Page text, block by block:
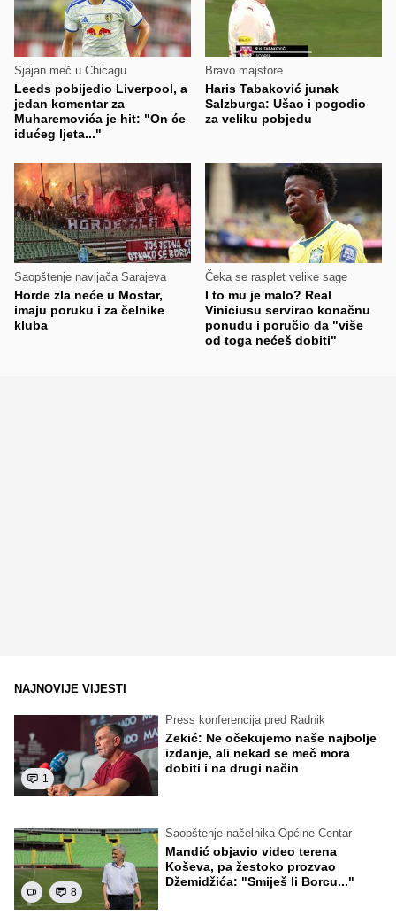
Sjajan meč u Chicagu
Leeds pobijedio Liverpool, a
jedan komentar za
Muharemovića je hit: "On će
idućeg ljeta..."
Bravo majstore
Haris Tabaković junak
Salzburga: Ušao i pogodio
za veliku pobjedu
Saopštenje navijača Sarajeva
Horde zla neće u Mostar,
imaju poruku i za čelnike
kluba
Čeka se rasplet velike sage
I to mu je malo? Real
Viniciusu servirao konačnu
ponudu i poručio da "više
od toga nećeš dobiti"
NAJNOVIJE VIJESTI
1
Press konferencija pred Radnik
Zekić: Ne očekujemo naše najbolje
izdanje, ali nekad se meč mora
dobiti i na drugi način
8
Saopštenje načelnika Općine Centar
Mandić objavio video terena
Koševa, pa žestoko prozvao
Džemidžića: "Smiješ li Borcu..."